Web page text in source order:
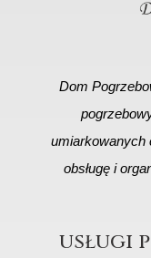
Dom
umiarkowanych
obsługę i
usługi